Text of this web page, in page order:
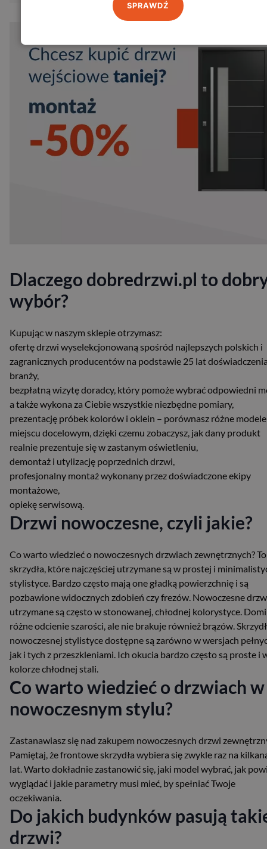
Dlaczego dobredrzwi.pl to
wybór?
Kupując w naszym sklepie otrzymasz:
ofertę drzwi wyselekcjonowaną spośród najlepszych polskich i
zagranicznych producentów na podstawie 25 lat
branży,
bezpłatną wizytę doradcy, który pomoże wybrać odpowiedni
a także wykona za Ciebie wszystkie niezbędne pomiary,
prezentację próbek kolorów i oklein – porównasz różne
miejscu docelowym, dzięki czemu zobaczysz, jak dany produkt
realnie prezentuje się w zastanym oświetleniu,
demontaż i utylizację poprzednich drzwi,
profesjonalny montaż wykonany przez doświadczone ekipy
montażowe,
opiekę serwisową.
Drzwi nowoczesne, czyli jakie?
Co warto wiedzieć o nowoczesnych drzwiach zewnętrznych? To
skrzydła, które najczęściej utrzymane są w prostej i
stylistyce. Bardzo często mają one gładką powierzchnię i są
pozbawione widocznych zdobień czy frezów. Nowoczesne
utrzymane są często w stonowanej, chłodnej kolorystyce.
różne odcienie szarości, ale nie brakuje również brązów.
nowoczesnej stylistyce dostępne są zarówno w wersjach
jak i tych z przeszkleniami. Ich okucia bardzo często są proste i
kolorze chłodnej stali.
Co warto wiedzieć o drzwiach w
nowoczesnym stylu?
Zastanawiasz się nad zakupem nowoczesnych drzwi
Pamiętaj, że frontowe skrzydła wybiera się zwykle raz na
lat. Warto dokładnie zastanowić się, jaki model wybrać, jak
wyglądać i jakie parametry musi mieć, by spełniać Twoje
oczekiwania.
Do jakich budynków pasują
drzwi?
SPRAWDŹ